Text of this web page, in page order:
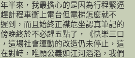
半來，我最擔心的是因為行程緊逼
計程車衝上電台但電梯怎麼就不
到，而且始終正襟危坐認真筆記的
晚終於不必趕五點了，《快樂三口
這場社會運動的改造仍未停止，這
對峙，唯願公義如江河滔滔，我們